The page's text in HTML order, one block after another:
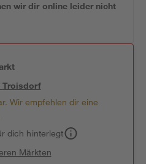
wir dir online leider nicht
Troisdorf
Wir empfehlen dir eine
dich hinterlegt
Märkten